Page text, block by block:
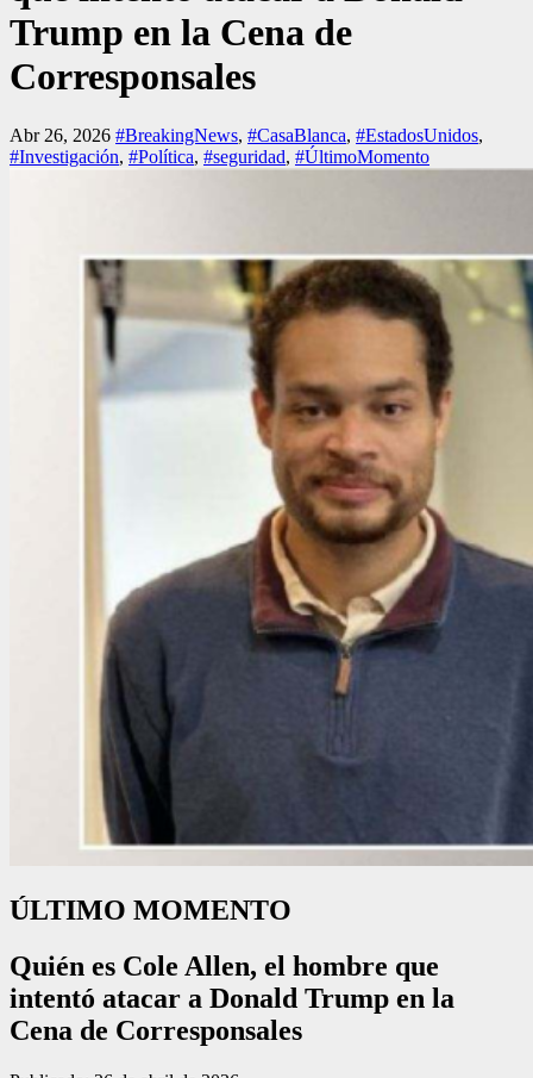
Trump en la Cena de
Corresponsales
Abr 26, 2026 #BreakingNews, #CasaBlanca, #EstadosUnidos,
#Investigación, #Política, #seguridad, #ÚltimoMomento
ÚLTIMO MOMENTO
Quién es Cole Allen, el hombre que
intentó atacar a Donald Trump en la
Cena de Corresponsales